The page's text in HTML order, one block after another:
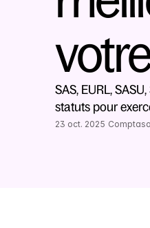
SAS, EURL,
statuts pour
23 oct. 2025